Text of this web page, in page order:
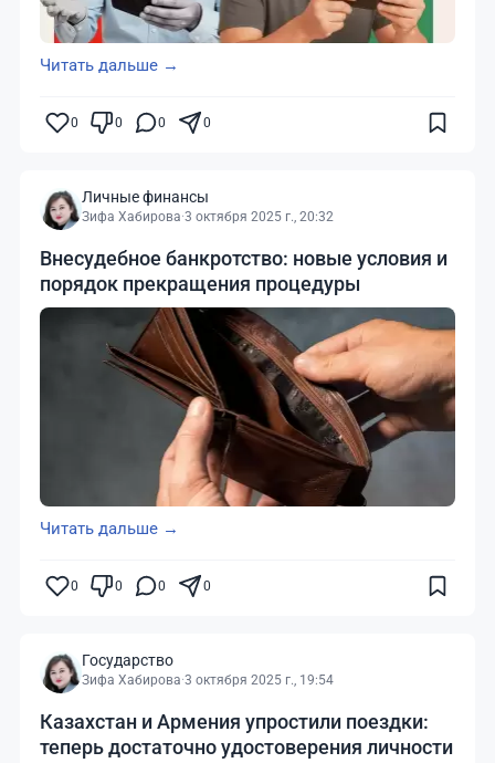
Читать дальше →
0 0 0 0
Личные финансы
Зифа Хабирова·3 октября 2025 г., 20:32
Внесудебное банкротство: новые условия и
порядок прекращения процедуры
Читать дальше →
0 0 0 0
Государство
Зифа Хабирова·3 октября 2025 г., 19:54
Казахстан и Армения упростили поездки:
теперь достаточно удостоверения личности